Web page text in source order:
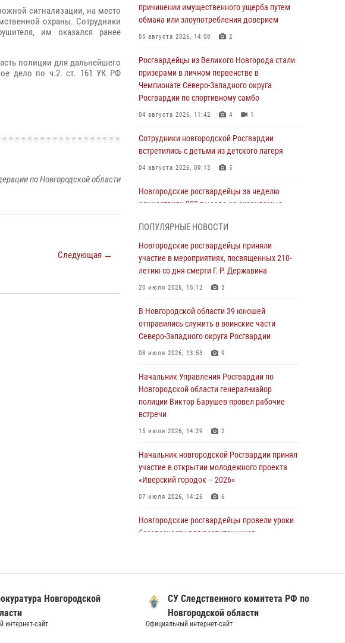
сигнализации, на место
охраны. Сотрудники
им оказался ранее
полиции для дальнейшего
дело по ч.2. ст. 161 УК РФ
по Новгородской области
Следующая →
причинении имущественного ущерба путем
обмана или злоупотребления доверием
05 августа 2026, 14:08 2
Росгвардейцы из Великого Новгорода стали
призерами в личном первенстве в
Чемпионате Северо-Западного округа
Росгвардии по спортивному самбо
04 августа 2026, 11:42 4 1
Сотрудники новгородской Росгвардии
встретились с детьми из детского лагеря
04 августа 2026, 09:13 5
Новгородские росгвардейцы за неделю
осуществили 203 выезда на охраняемые
Радиоэфир программы "Новости дня" на
радио "Радио53" от 30 июля 2026 года.
Новгородские призывники приняли присягу в
Росгвардии.
30 июля 2026, 16:00 1
В Великом Новгороде сотрудники центра
Росгвардии провели телефонную «горячую
линию»
30 июля 2026, 14:36 1
Новгородские росгвардейцы рассказали о
30 июля 2026, 08:40 5
Новгородские росгвардейцы задержали
Телесюжет в программе "Новгородское
29 июля 2026, 12:54 1
ПОПУЛЯРНЫЕ НОВОСТИ
Новгородские росгвардейцы приняли
участие в мероприятиях, посвященных 210-
летию со дня смерти Г. Р. Державина
20 июля 2026, 15:12 3
В Новгородской области 39 юношей
отправились служить в воинские части
Северо-Западного округа Росгвардии
08 июля 2026, 13:53 9
Начальник Управления Росгвардии по
Новгородской области генерал-майор
полиции Виктор Барушев провел рабочие
встречи
15 июля 2026, 14:29 2
Начальник новгородской Росгвардии принял
участие в открытии молодежного проекта
«Иверский городок – 2026»
07 июля 2026, 14:26 6
Новгородские росгвардейцы провели уроки
безопасности для воспитанников
подвели итоги работы за 6 месяцев 2026
года
16 июля 2026, 12:09 3
Новгородской
сайт
СУ Следственного комитета РФ по
Новгородской области
Официальный интернет-сайт